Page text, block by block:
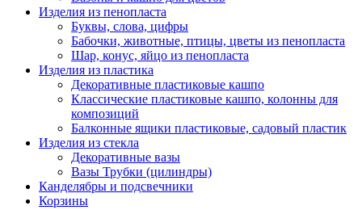
Изделия из пенопласта
Буквы, слова, цифры
Бабочки, животные, птицы, цветы из пенопласта
Шар, конус, яйцо из пенопласта
Изделия из пластика
Декоративные пластиковые кашпо
Классические пластиковые кашпо, колонны для
композиций
Балконные ящики пластиковые, садовый пластик
Изделия из стекла
Декоративные вазы
Вазы Трубки (цилиндры)
Канделябры и подсвечники
Корзины